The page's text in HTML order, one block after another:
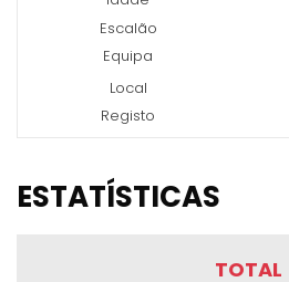
Escalão
Equipa
Local
Registo
ESTATÍSTICAS
TOTAL